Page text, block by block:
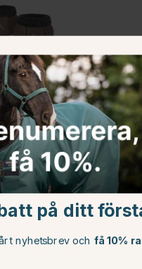
Brun
på ditt
nyhetsbrev och få 10%